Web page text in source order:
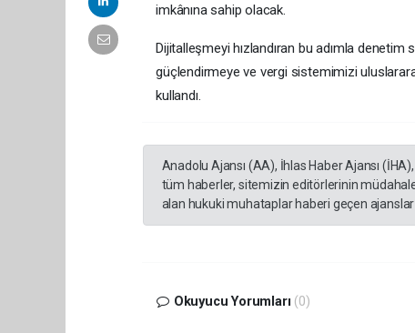
imkânına sahip olacak.
Dijitalleşmeyi hızlandıran bu adımla denetim
güçlendirmeye ve vergi sistemimizi
kullandı.
Anadolu Ajansı (AA), İhlas Haber Ajansı
tüm haberler, sitemizin editörlerinin
alan hukuki muhataplar haberi geçen
Okuyucu Yorumları (0)